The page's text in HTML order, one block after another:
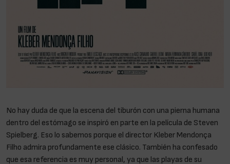
No hay duda de que la escena del tiburón con una pierna humana
dentro del estómago se inspiró en parte en la película de Steven
Spielberg. Eso lo sabemos porque el director Kleber Mendonça
Filho admira profundamente ese clásico. También ha confesado
que esa referencia es muy personal, ya que las playas de su